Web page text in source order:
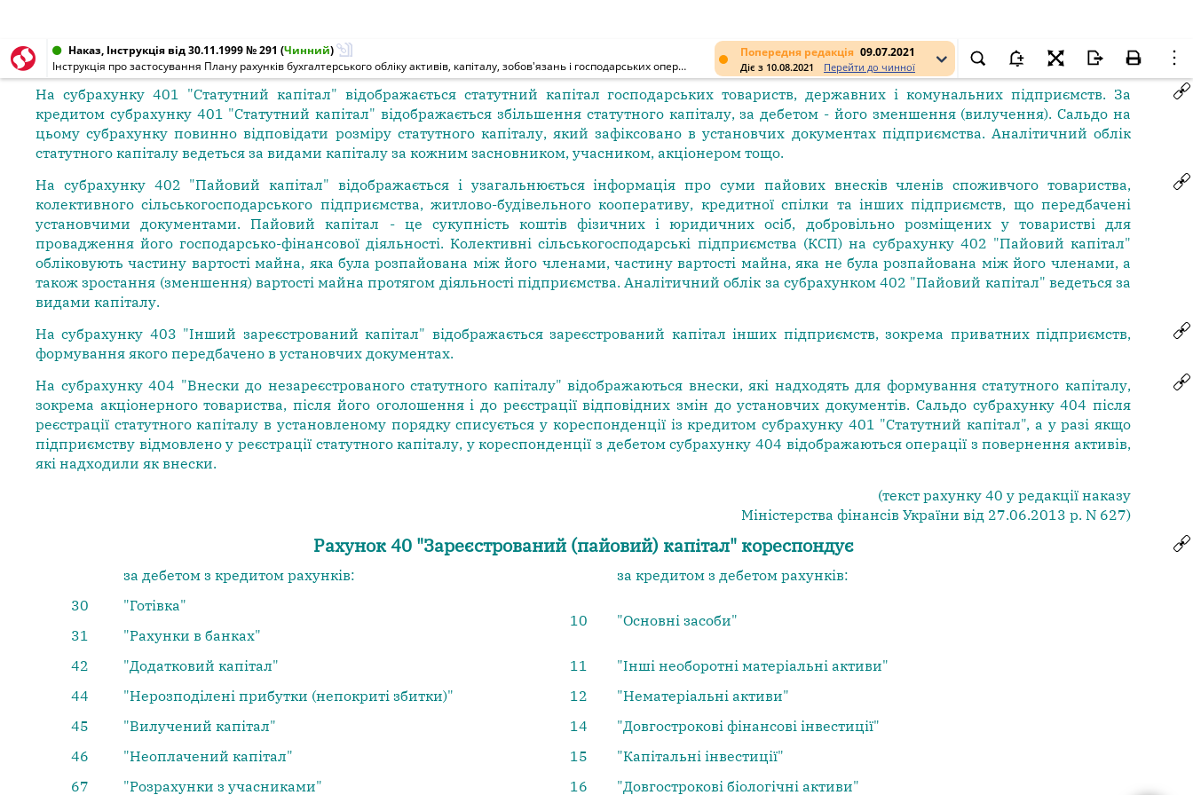
Попередня редакція 09.07.2021
Діє з 10.08.2021 Перейти до чинної
Наказ, Інструкція від 30.11.1999 № 291 (Чинний)
Інструкція про застосування Плану рахунків бухгалтерського обліку активів, капіталу, зобов'язань і господарських операцій підприємств і організацій